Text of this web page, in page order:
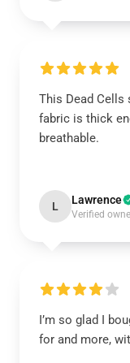
This Dead Cells
fabric is thick
breathable.
L Lawrence
Verified
I’m so glad I
for and more,